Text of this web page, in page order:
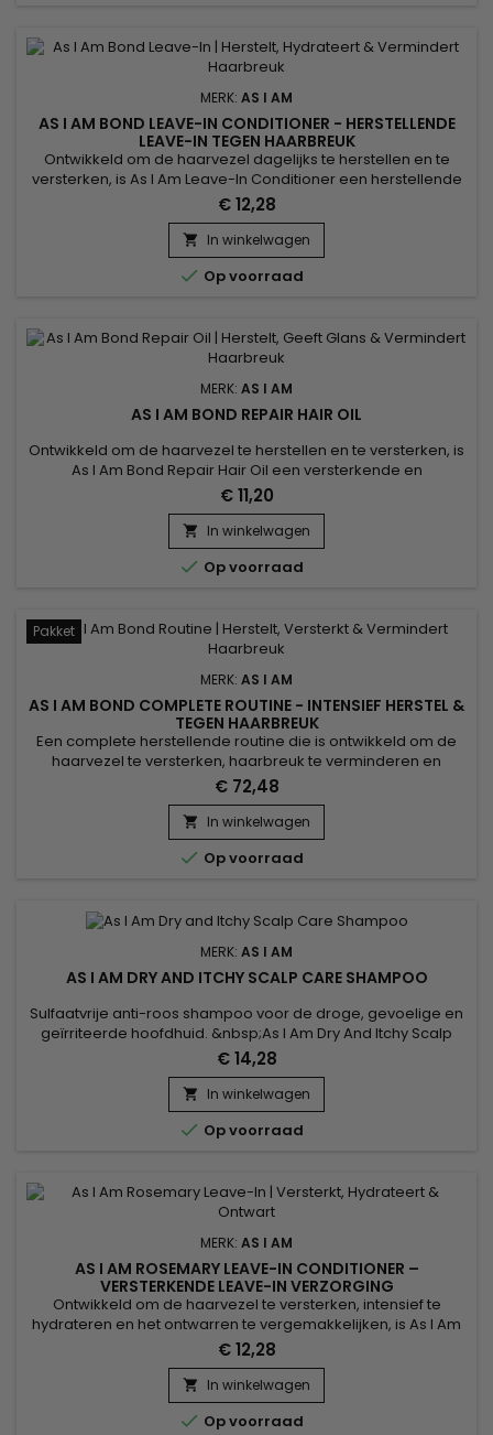
MERK: AS I AM
AS I AM BOND LEAVE-IN CONDITIONER - HERSTELLENDE
LEAVE-IN TEGEN HAARBREUK
Ontwikkeld om de haarvezel dagelijks te herstellen en te
versterken, is As I Am Leave-In Conditioner een herstellende
leave-in verzorging die helpt haarbreuk te verminderen en
tegelijkertijd intense hydratatie biedt. Het verbetert de
elasticiteit van het haar, beschermt de lengtes en
vergemakkelijkt het stylen zonder het haar te verzwaren.
Ideaal...
€ 12,28
 In winkelwagen
 Op voorraad
MERK: AS I AM
AS I AM BOND REPAIR HAIR OIL
Ontwikkeld om de haarvezel te herstellen en te versterken, is
As I Am Bond Repair Hair Oil een versterkende en
herstellende olie die helpt haarbreuk te verminderen en
beschadigde lengtes te beschermen. Het voedt het haar
intensief en laat een lichte, zijdeachtige finish achter zonder
vettig effect. Ideaal voor krullend, getextureerd, droog,
gekleurd...
€ 11,20
 In winkelwagen
 Op voorraad
Pakket
MERK: AS I AM
AS I AM BOND COMPLETE ROUTINE - INTENSIEF HERSTEL &
TEGEN HAARBREUK
Een complete herstellende routine die is ontwikkeld om de
haarvezel te versterken, haarbreuk te verminderen en
beschadigd haar nieuw leven in te blazen. Ideaal voor
krullend, getextureerd, gekleurd of chemisch behandeld
haar. De As I Am Bond-lijn combineert reiniging, hydratatie en
gerichte reparatie voor lengtes die sterker, soepeler en
glanzender...
€ 72,48
 In winkelwagen
 Op voorraad
MERK: AS I AM
AS I AM DRY AND ITCHY SCALP CARE SHAMPOO
Sulfaatvrije anti-roos shampoo voor de droge, gevoelige en
geïrriteerde hoofdhuid. &nbsp;As I Am Dry And Itchy Scalp
Care Shampoo reinigt, hydrateert en ontwart het haar op
milde wijze voor eenvoudiger stylen en bestrijdt een
jeukende en droge hoofdhuid.&nbsp; As I Am Anti-Dandruff
Shampoo helpt de hoofdhuid te zuiveren en te
kalmeren.&nbsp; De formule...
€ 14,28
 In winkelwagen
 Op voorraad
MERK: AS I AM
AS I AM ROSEMARY LEAVE-IN CONDITIONER –
VERSTERKENDE LEAVE-IN VERZORGING
Ontwikkeld om de haarvezel te versterken, intensief te
hydrateren en het ontwarren te vergemakkelijken, is As I Am
Rosemary Leave-In Conditioner een versterkende leave-in
met rozemarijn die ideaal is voor verzwakt, krullend,
getextureerd, fijn of dunner wordend haar. Het laat de
lengtes zacht, glad en soepel aanvoelen zonder vet effect.
Verrijkt met...
€ 12,28
 In winkelwagen
 Op voorraad